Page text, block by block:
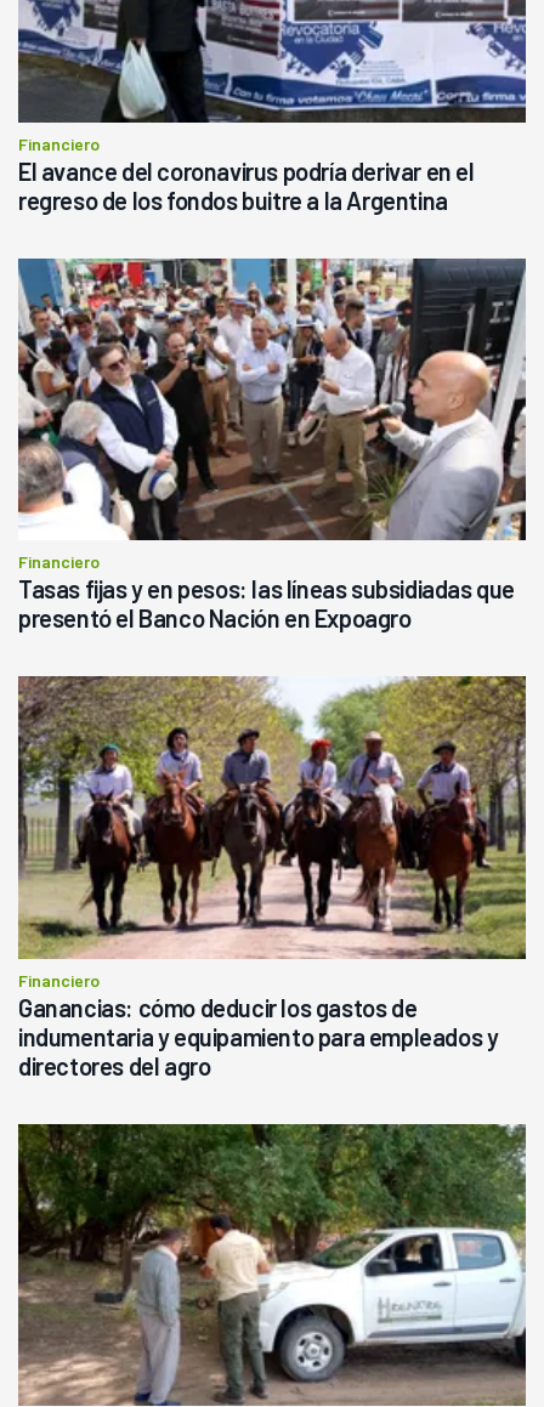
Financiero
El avance del coronavirus podría derivar en el
regreso de los fondos buitre a la Argentina
Financiero
Tasas fijas y en pesos: las líneas subsidiadas que
presentó el Banco Nación en Expoagro
Financiero
Ganancias: cómo deducir los gastos de
indumentaria y equipamiento para empleados y
directores del agro